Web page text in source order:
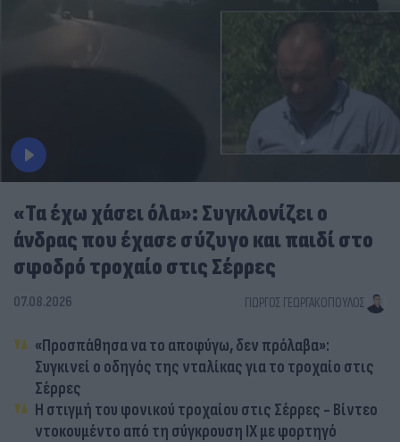
«Τα έχω χάσει όλα»: Συγκλονίζει ο
άνδρας που έχασε σύζυγο και παιδί στο
σφοδρό τροχαίο στις Σέρρες
07.08.2026 ΓΙΏΡΓΟΣ ΓΕΩΡΓΑΚΌΠΟΥΛΟΣ
«Προσπάθησα να το αποφύγω, δεν πρόλαβα»:
Συγκινεί ο οδηγός της νταλίκας για το τροχαίο στις
Σέρρες
Η στιγμή του φονικού τροχαίου στις Σέρρες - Βίντεο
ντοκουμέντο από τη σύγκρουση ΙΧ με φορτηγό